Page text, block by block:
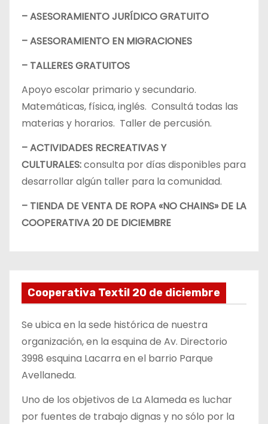
– ASESORAMIENTO JURÍDICO GRATUITO
– ASESORAMIENTO EN MIGRACIONES
– TALLERES GRATUITOS
Apoyo escolar primario y secundario.
Matemáticas, física, inglés. Consultá todas las
materias y horarios. Taller de percusión.
– ACTIVIDADES RECREATIVAS Y
CULTURALES:consulta por días disponibles para
desarrollar algún taller para la comunidad.
– TIENDA DE VENTA DE ROPA «NO CHAINS» DE LA
COOPERATIVA 20 DE DICIEMBRE
Cooperativa Textil 20 de diciembre
Se ubica en la sede histórica de nuestra
organización, en la esquina de Av. Directorio
3998 esquina Lacarra en el barrio Parque
Avellaneda.
Uno de los objetivos de La Alameda es luchar
por fuentes de trabajo dignas y no sólo por la